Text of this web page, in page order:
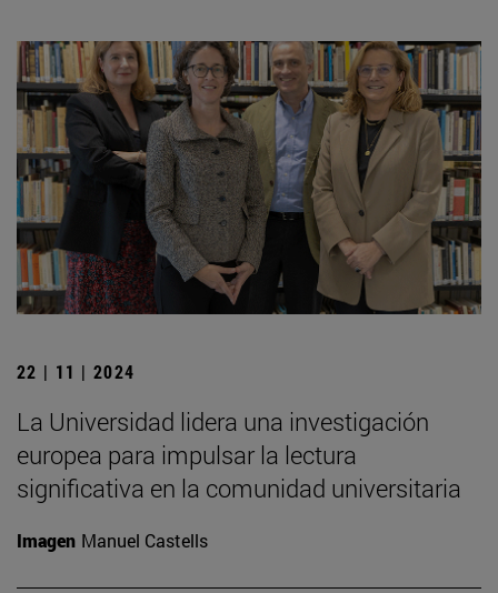
22 | 11 | 2024
La Universidad lidera una investigación
europea para impulsar la lectura
significativa en la comunidad universitaria
Imagen Manuel Castells